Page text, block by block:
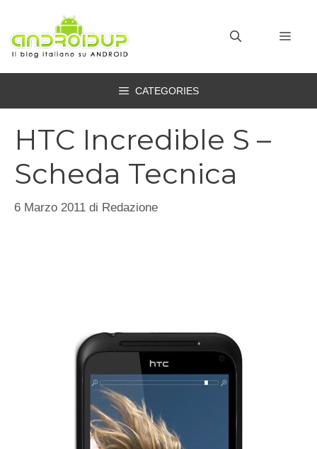
contenuto
CATEGORIES
HTC Incredible S –
Scheda Tecnica
6 Marzo 2011 di Redazione